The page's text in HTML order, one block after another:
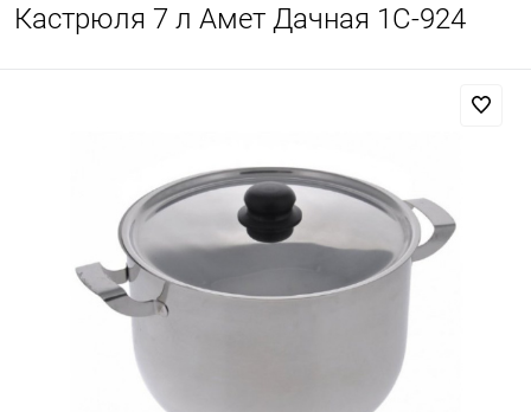
Кастрюля 7 л Амет Дачная 1С-924